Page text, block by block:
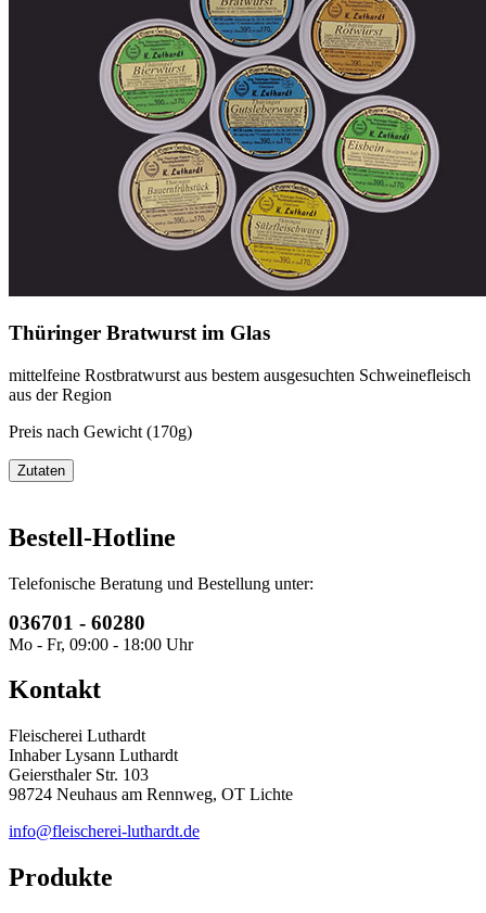
Thüringer Bratwurst im Glas
mittelfeine Rostbratwurst aus bestem ausgesuchten Schweinefleisch
aus der Region
Preis nach Gewicht (170g)
Zutaten
Bestell-Hotline
Telefonische Beratung und Bestellung unter:
036701 - 60280
Mo - Fr, 09:00 - 18:00 Uhr
Kontakt
Fleischerei Luthardt
Inhaber Lysann Luthardt
Geiersthaler Str. 103
98724 Neuhaus am Rennweg, OT Lichte
info@fleischerei-luthardt.de
Produkte